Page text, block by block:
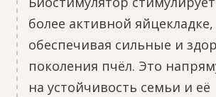
более активной яйцекладке,
обеспечивая сильные и
поколения пчёл. Это
на устойчивость семьи и её